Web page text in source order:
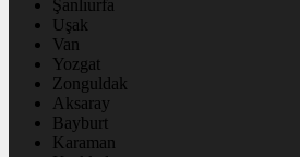
Şanlıurfa
Uşak
Van
Yozgat
Zonguldak
Aksaray
Bayburt
Karaman